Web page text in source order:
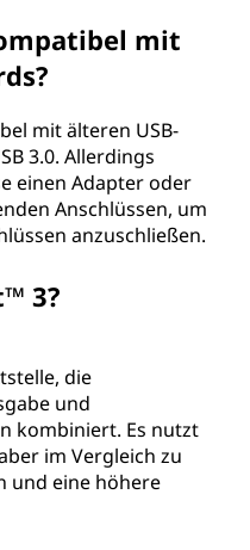
mit
mit älteren USB-
3.0. Allerdings
einen Adapter oder
Anschlüssen, um
anzuschließen.
3?
die
und
kombiniert. Es nutzt
im Vergleich zu
und eine höhere